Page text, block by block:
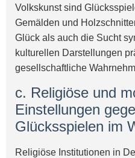
Volkskunst sind
Gemälden und
Glück als auch die Sucht
kulturellen Darstellungen
gesellschaftliche
c. Religiöse und
Einstellungen
Glücksspielen im
Religiöse Institutionen in